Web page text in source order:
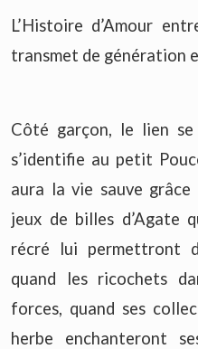
L’Histoire d’Amour
transmet de génération
Côté garçon, le lien
s’identifie au petit
aura la vie sauve
jeux de billes d’Agate
récré lui permettront
quand les ricochets
forces, quand ses
herbe enchanteront